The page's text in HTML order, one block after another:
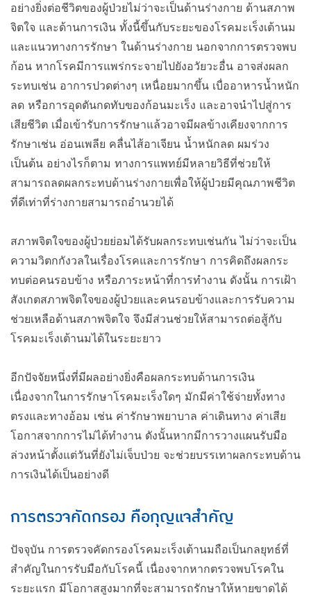
อย่างยิ่งต่อชีวิตของผู้ป่วยไม่ว่าจะเป็นด้านร่างกาย ด้านสภาพ
จิตใจ และด้านการเงิน ทั้งนี้ขึ้นกับระยะของโรคมะเร็งเต้านม
และแนวทางการรักษา ในด้านร่างกาย นอกจากการตรวจพบ
ก้อน หากโรคมีการแพร่กระจายไปยังอวัยวะอื่น อาจส่งผลก
ระทบเช่น อาการปวดต่างๆ เหนื่อยมากขึ้น เบื่ออาหารน้ำหนัก
ลด หรือการอุดตันกดทับของก้อนมะเร็ง และอาจนำไปสู่การ
เสียชีวิต เมื่อเข้ารับการรักษาแล้วอาจมีผลข้างเคียงจากการ
รักษาเช่น อ่อนเพลีย คลื่นไส้อาเจียน น้ำหนักลด ผมร่วง
เป็นต้น อย่างไรก็ตาม ทางการแพทย์มีหลายวิธีที่ช่วยให้
สามารถลดผลกระทบด้านร่างกายเพื่อให้ผู้ป่วยมีคุณภาพชีวิต
ที่ดีเท่าที่ร่างกายสามารถอำนวยได้
สภาพจิตใจของผู้ป่วยย่อมได้รับผลกระทบเช่นกัน ไม่ว่าจะเป็น
ความวิตกกังวลในเรื่องโรคและการรักษา การคิดถึงผลกระ
ทบต่อคนรอบข้าง หรือภาระหน้าที่การทำงาน ดังนั้น การเฝ้า
สังเกตสภาพจิตใจของผู้ป่วยและคนรอบข้างและการรับความ
ช่วยเหลือด้านสภาพจิตใจ จึงมีส่วนช่วยให้สามารถต่อสู้กับ
โรคมะเร็งเต้านมได้ในระยะยาว
อีกปัจจัยหนึ่งที่มีผลอย่างยิ่งคือผลกระทบด้านการเงิน
เนื่องจากในการรักษาโรคมะเร็งใดๆ มักมีค่าใช้จ่ายทั้งทาง
ตรงและทางอ้อม เช่น ค่ารักษาพยาบาล ค่าเดินทาง ค่าเสีย
โอกาสจากการไม่ได้ทำงาน ดังนั้นหากมีการวางแผนรับมือ
ล่วงหน้าตั้งแต่วันที่ยังไม่เจ็บป่วย จะช่วยบรรเทาผลกระทบด้าน
การเงินได้เป็นอย่างดี
การตรวจคัดกรอง คือกุญแจสำคัญ
ปัจจุบัน การตรวจคัดกรองโรคมะเร็งเต้านมถือเป็นกลยุทธ์ที่
สำคัญในการรับมือกับโรคนี้ เนื่องจากหากตรวจพบโรคใน
ระยะแรก มีโอกาสสูงมากที่จะสามารถรักษาให้หายขาดได้